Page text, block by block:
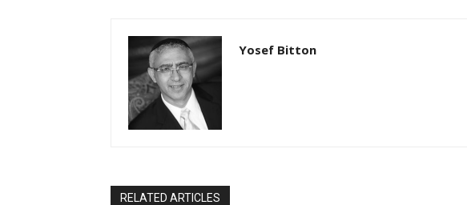
Yosef Bitton
RELATED ARTICLES